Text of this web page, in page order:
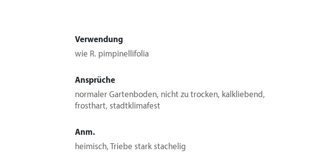
Verwendung
wie R. pimpinellifolia
Ansprüche
normaler Gartenboden, nicht zu trocken, kalkliebend,
frosthart, stadtklimafest
Anm.
heimisch, Triebe stark stachelig